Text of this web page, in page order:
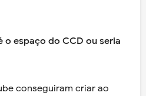
o espaço do CCD ou seria
conseguiram criar ao